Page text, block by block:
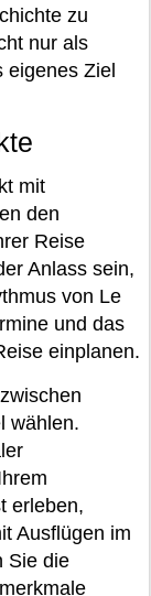
zu
nur als
eigenes Ziel
mit
den
Reise
Anlass sein,
von Le
und das
einplanen.
wählen.
erleben,
Ausflügen im
Sie die